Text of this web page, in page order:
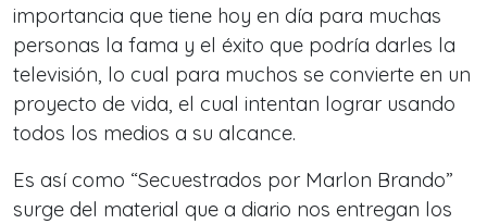
importancia que tiene hoy en día para muchas
personas la fama y el éxito que podría darles la
televisión, lo cual para muchos se convierte en un
proyecto de vida, el cual intentan lograr usando
todos los medios a su alcance.
Es así como “Secuestrados por Marlon Brando”
surge del material que a diario nos entregan los